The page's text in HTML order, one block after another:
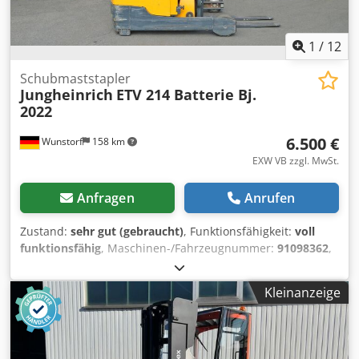
1 / 12
Wunstorf 158 km
Schubmaststapler
Jungheinrich ETV 214 Batterie Bj.
2022
6.500 €
EXW VB zzgl. MwSt.
Anfragen Anrufen
Zustand: sehr gut (gebraucht), Funktionsfähigkeit: voll
funktionsfähig, Maschinen-/Fahrzeugnummer: 91098362,
, Betriebsstunden:
kg, Hubhöhe:7.100 mm, Freihub:2.200 mm,
Lastschwerpunkt:
600 mm, Kraftstofftyp:elektrisch,
Masttyp:Triplex, Batteriekapazität:775 Ah,
Batteriespannung:
48 V
, Vorderreifentyp:
Polyurethanreifen (nicht kreidend) , Hinterreifentyp:
Kleinanzeige